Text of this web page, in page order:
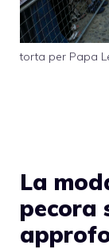
torta per Papa
La
pecora